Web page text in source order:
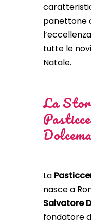
panettone
tutte le
Natale.
La
La
nasce a
Salvatore
fondatore